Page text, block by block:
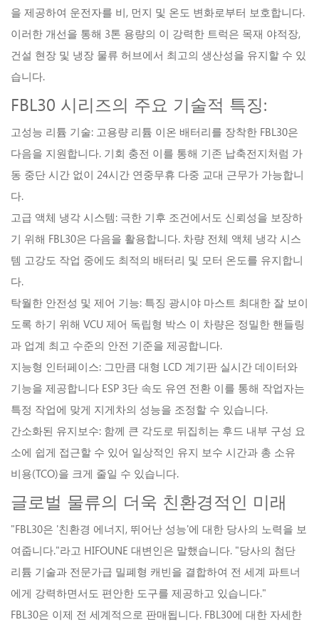
을 제공하여 운전자를 비, 먼지 및 온도 변화로부터 보호합니다.
이러한 개선을 통해 3톤 용량의 이 강력한 트럭은 목재 야적장,
건설 현장 및 냉장 물류 허브에서 최고의 생산성을 유지할 수 있
습니다.
FBL30 시리즈의 주요 기술적 특징:
고성능 리튬 기술: 고용량 리튬 이온 배터리를 장착한 FBL30은
다음을 지원합니다. 기회 충전 이를 통해 기존 납축전지처럼 가
동 중단 시간 없이 24시간 연중무휴 다중 교대 근무가 가능합니
다.
고급 액체 냉각 시스템: 극한 기후 조건에서도 신뢰성을 보장하
기 위해 FBL30은 다음을 활용합니다. 차량 전체 액체 냉각 시스
템 고강도 작업 중에도 최적의 배터리 및 모터 온도를 유지합니
다.
탁월한 안전성 및 제어 기능: 특징 광시야 마스트 최대한 잘 보이
도록 하기 위해 VCU 제어 독립형 박스 이 차량은 정밀한 핸들링
과 업계 최고 수준의 안전 기준을 제공합니다.
지능형 인터페이스: 그만큼 대형 LCD 계기판 실시간 데이터와
기능을 제공합니다 ESP 3단 속도 유연 전환 이를 통해 작업자는
특정 작업에 맞게 지게차의 성능을 조정할 수 있습니다.
간소화된 유지보수: 함께 큰 각도로 뒤집히는 후드 내부 구성 요
소에 쉽게 접근할 수 있어 일상적인 유지 보수 시간과 총 소유
비용(TCO)을 크게 줄일 수 있습니다.
글로벌 물류의 더욱 친환경적인 미래
"FBL30은 '친환경 에너지, 뛰어난 성능'에 대한 당사의 노력을 보
여줍니다."라고 HIFOUNE 대변인은 말했습니다. "당사의 첨단
리튬 기술과 전문가급 밀폐형 캐빈을 결합하여 전 세계 파트너
에게 강력하면서도 편안한 도구를 제공하고 있습니다."
FBL30은 이제 전 세계적으로 판매됩니다. FBL30에 대한 자세한